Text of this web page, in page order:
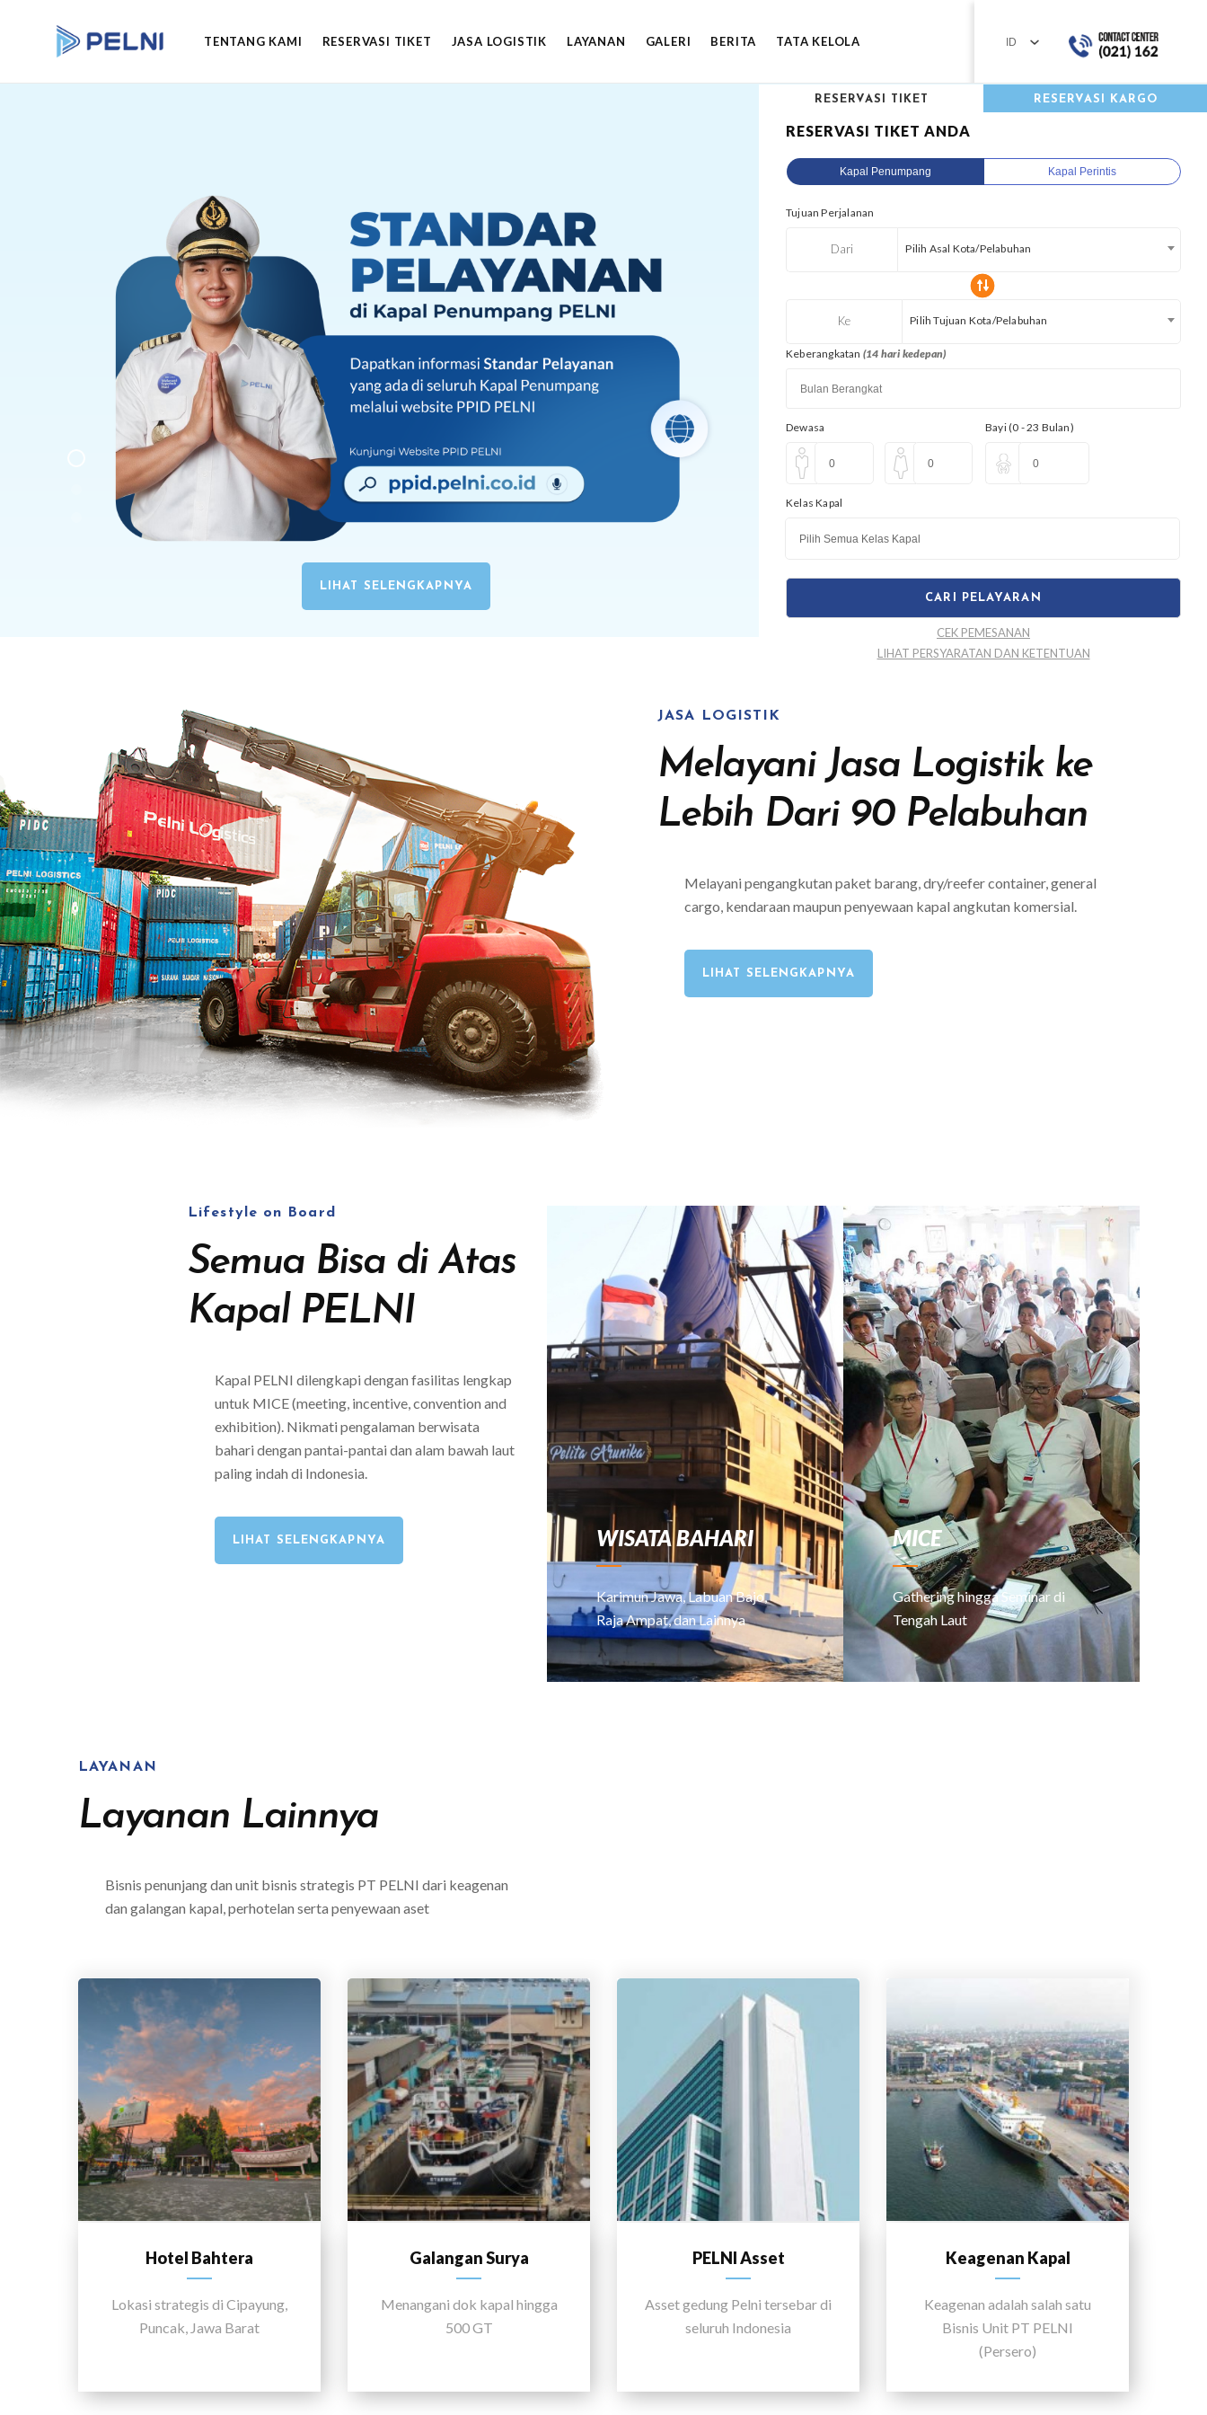
TENTANG KAMI RESERVASI TIKET JASA LOGISTIK LAYANAN GALERI BERITA TATA KELOLA
LIHAT SELENGKAPNYA
RESERVASI TIKET RESERVASI KARGO
RESERVASI TIKET ANDA
Kapal Penumpang Kapal Perintis
Tujuan Perjalanan
Dari Pilih Asal Kota/Pelabuhan
Ke Pilih Tujuan Kota/Pelabuhan
Keberangkatan (14 hari kedepan)
Dewasa Bayi (0 - 23 Bulan)
Kelas Kapal
CEK PEMESANAN
LIHAT PERSYARATAN DAN KETENTUAN
JASA LOGISTIK
Melayani Jasa Logistik ke
Lebih Dari 90 Pelabuhan
Melayani pengangkutan paket barang, dry/reefer container, general
cargo, kendaraan maupun penyewaan kapal angkutan komersial.
LIHAT SELENGKAPNYA
WISATA BAHARI
Karimun Jawa, Labuan Bajo,
Raja Ampat, dan Lainnya
MICE
Gathering hingga Seminar di
Tengah Laut
Lifestyle on Board
Semua Bisa di Atas
Kapal PELNI
Kapal PELNI dilengkapi dengan fasilitas lengkap
untuk MICE (meeting, incentive, convention and
exhibition). Nikmati pengalaman berwisata
bahari dengan pantai-pantai dan alam bawah laut
paling indah di Indonesia.
LIHAT SELENGKAPNYA
LAYANAN
Layanan Lainnya
Bisnis penunjang dan unit bisnis strategis PT PELNI dari keagenan
dan galangan kapal, perhotelan serta penyewaan aset
Hotel Bahtera
Lokasi strategis di Cipayung,
Puncak, Jawa Barat
Galangan Surya
Menangani dok kapal hingga
500 GT
PELNI Asset
Asset gedung Pelni tersebar di
seluruh Indonesia
Keagenan Kapal
Keagenan adalah salah satu
Bisnis Unit PT PELNI
(Persero)